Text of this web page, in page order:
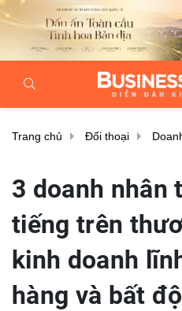
Trang chủ Đối thoại
3 doanh nhân
tiếng trên
kinh doanh
hàng và bất